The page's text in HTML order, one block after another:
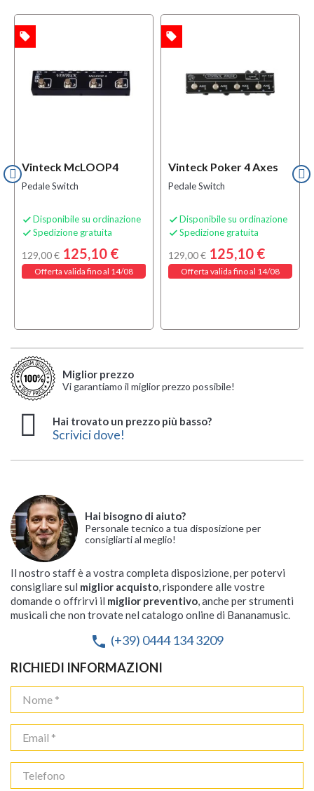
Vinteck McLOOP4
Pedale Switch
 Disponibile su ordinazione
 Spedizione gratuita
129,00 € 125,10 €
Offerta valida fino al 14/08
local_offer
Vinteck Poker 4 Axes
Pedale Switch
 Disponibile su ordinazione
 Spedizione gratuita
129,00 € 125,10 €
Offerta valida fino al 14/08
local_offer
Miglior prezzo
Vi garantiamo il miglior prezzo possibile!
Hai trovato un prezzo più basso?
Scrivici dove!
Hai bisogno di aiuto?
Personale tecnico a tua disposizione per
consigliarti al meglio!
Il nostro staff è a vostra completa disposizione, per potervi
consigliare sul miglior acquisto, rispondere alle vostre
domande o offrirvi il miglior preventivo, anche per strumenti
musicali che non trovate nel catalogo online di Bananamusic.
phone (+39) 0444 134 3209
RICHIEDI INFORMAZIONI